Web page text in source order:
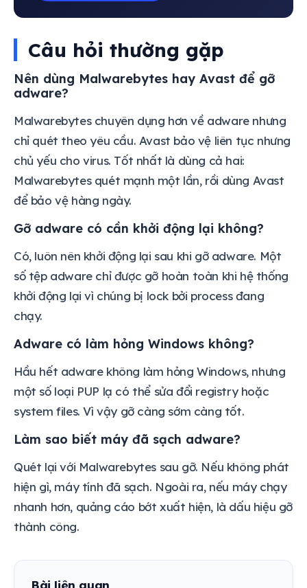
Câu hỏi thường gặp
Nên dùng Malwarebytes hay Avast để gỡ
adware?
Malwarebytes chuyên dụng hơn về adware nhưng
chỉ quét theo yêu cầu. Avast bảo vệ liên tục nhưng
chủ yếu cho virus. Tốt nhất là dùng cả hai:
Malwarebytes quét mạnh một lần, rồi dùng Avast
để bảo vệ hàng ngày.
Gỡ adware có cần khởi động lại không?
Có, luôn nên khởi động lại sau khi gỡ adware. Một
số tệp adware chỉ được gỡ hoàn toàn khi hệ thống
khởi động lại vì chúng bị lock bởi process đang
chạy.
Adware có làm hỏng Windows không?
Hầu hết adware không làm hỏng Windows, nhưng
một số loại PUP lạ có thể sửa đổi registry hoặc
system files. Vì vậy gỡ càng sớm càng tốt.
Làm sao biết máy đã sạch adware?
Quét lại với Malwarebytes sau gỡ. Nếu không phát
hiện gì, máy tính đã sạch. Ngoài ra, nếu máy chạy
nhanh hơn, quảng cáo bớt xuất hiện, là dấu hiệu gỡ
thành công.
Bài liên quan